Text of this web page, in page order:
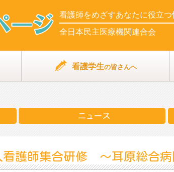
看護師をめざすあなたに役立
全日本民主医療機関連合会
看護学生の皆さんへ
ニュース
看護師集合研修 ～耳原総合